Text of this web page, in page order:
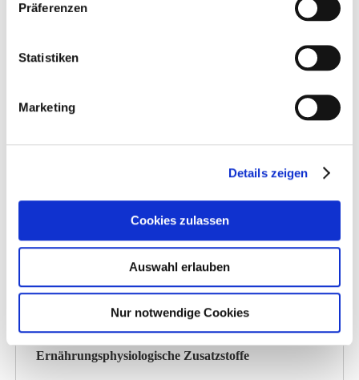
Präferenzen
Statistiken
Marketing
Details zeigen
Cookies zulassen
Auswahl erlauben
Nur notwendige Cookies
Phosphor
Magnesium
1,4 %
Methionin 0,8 %
Methionin + Cystein 1,0 %
Zusatzstoffe pro kg:
Ernährungsphysiologische Zusatzstoffe